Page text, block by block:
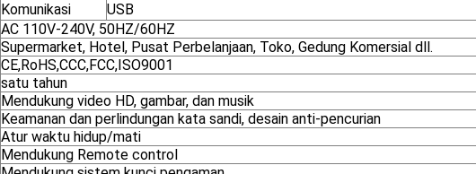
Komunikasi
USB
AC 110V-240V, 50HZ/60HZ
Supermarket, Hotel, Pusat Perbelanjaan, Toko, Gedung Komersial dll.
CE,RoHS,CCC,FCC,ISO9001
satu tahun
Mendukung video HD, gambar, dan musik
Keamanan dan perlindungan kata sandi, desain anti-pencurian
Atur waktu hidup/mati
Mendukung Remote control